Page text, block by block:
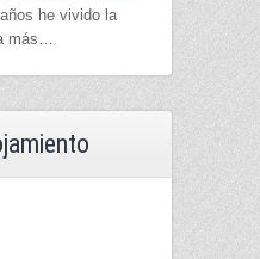
he vivido la
más…